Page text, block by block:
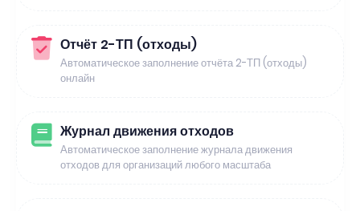
Отчёт 2-ТП (отходы)
Автоматическое заполнение отчёта 2-ТП (отходы)
онлайн
Журнал движения отходов
Автоматическое заполнение журнала движения
отходов для организаций любого масштаба